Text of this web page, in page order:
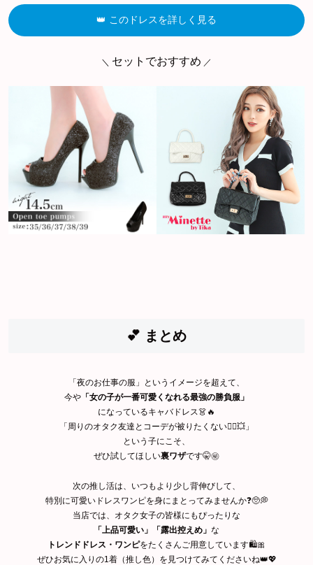
👑 このドレスを詳しく見る
＼ セットでおすすめ ／
💕 まとめ
「夜のお仕事の服」というイメージを超えて、
今や 「女の子が一番可愛くなれる最強の勝負服」
になっているキャバドレス👗🔥
「周りのオタク友達とコーデが被りたくない🙅‍♀️💥」
という子にこそ、
ぜひ試してほしい裏ワザです🤫㊙️
次の推し活は、いつもより少し背伸びして、
特別に可愛いドレスワンピを身にまとってみませんか❓🥺💭
当店では、オタク女子の皆様にもぴったりな
「上品可愛い」「露出控えめ」 な
トレンドドレス・ワンピをたくさんご用意しています🛍🎀
ぜひお気に入りの1着（推し色）を見つけてみてくださいね👑💖